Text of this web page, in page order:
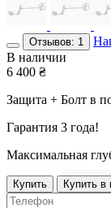
Отзывов: 1
В наличии
6 400 ₴
Защита + Болт в
Гарантия 3 года!
Максимальная
Купить
Купить в